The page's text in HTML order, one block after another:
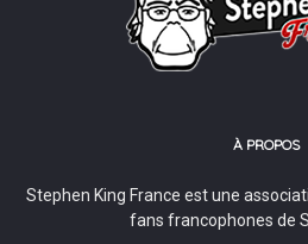
À PROPOS
Stephen King France est une
fans francophones de